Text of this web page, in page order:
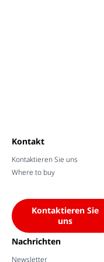
Kontakt
Kontaktieren Sie uns
Where to buy
Kontaktieren Sie
uns
Nachrichten
Newsletter